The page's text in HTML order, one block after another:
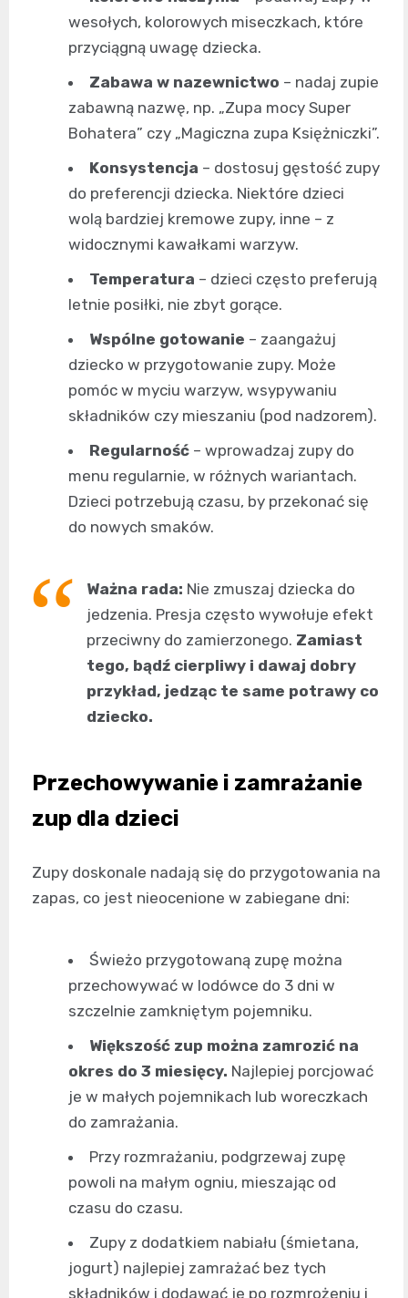
wesołych, kolorowych miseczkach, które
przyciągną uwagę dziecka.
Zabawa w nazewnictwo – nadaj zupie
zabawną nazwę, np. „Zupa mocy Super
Bohatera” czy „Magiczna zupa Księżniczki”.
Konsystencja – dostosuj gęstość zupy
do preferencji dziecka. Niektóre dzieci
wolą bardziej kremowe zupy, inne – z
widocznymi kawałkami warzyw.
Temperatura – dzieci często preferują
letnie posiłki, nie zbyt gorące.
Wspólne gotowanie – zaangażuj
dziecko w przygotowanie zupy. Może
pomóc w myciu warzyw, wsypywaniu
składników czy mieszaniu (pod nadzorem).
Regularność – wprowadzaj zupy do
menu regularnie, w różnych wariantach.
Dzieci potrzebują czasu, by przekonać się
do nowych smaków.
Ważna rada: Nie zmuszaj dziecka do
jedzenia. Presja często wywołuje efekt
przeciwny do zamierzonego. Zamiast
tego, bądź cierpliwy i dawaj dobry
przykład, jedząc te same potrawy co
dziecko.
Przechowywanie i zamrażanie
zup dla dzieci
Zupy doskonale nadają się do przygotowania na
zapas, co jest nieocenione w zabiegane dni:
Świeżo przygotowaną zupę można
przechowywać w lodówce do 3 dni w
szczelnie zamkniętym pojemniku.
Większość zup można zamrozić na
okres do 3 miesięcy. Najlepiej porcjować
je w małych pojemnikach lub woreczkach
do zamrażania.
Przy rozmrażaniu, podgrzewaj zupę
powoli na małym ogniu, mieszając od
czasu do czasu.
Zupy z dodatkiem nabiału (śmietana,
jogurt) najlepiej zamrażać bez tych
składników i dodawać je po rozmrożeniu i